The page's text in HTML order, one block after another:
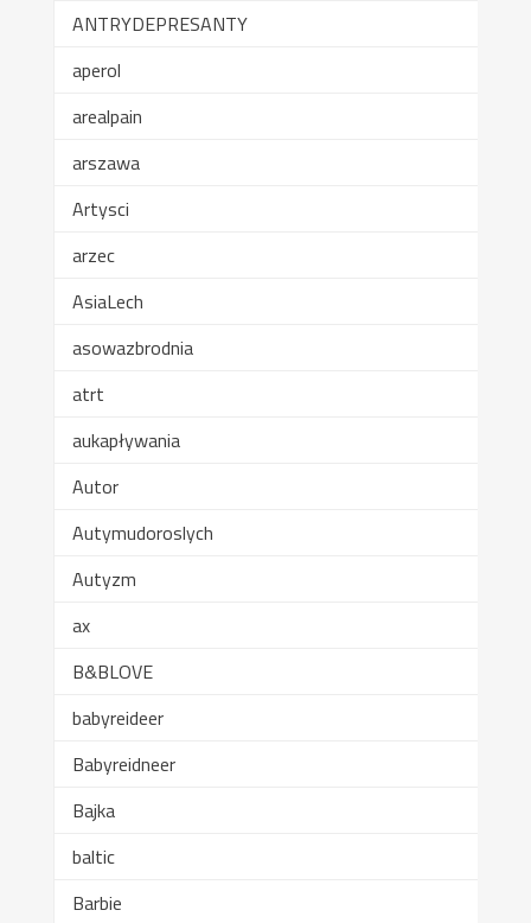
ANTRYDEPRESANTY
aperol
arealpain
arszawa
Artysci
arzec
AsiaLech
asowazbrodnia
atrt
aukapływania
Autor
Autymudoroslych
Autyzm
ax
B&BLOVE
babyreideer
Babyreidneer
Bajka
baltic
Barbie